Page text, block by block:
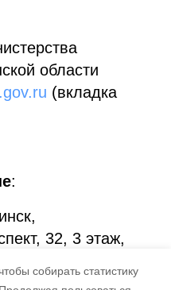
собирать статистику
области
(вкладка
:
32, 3 этаж,